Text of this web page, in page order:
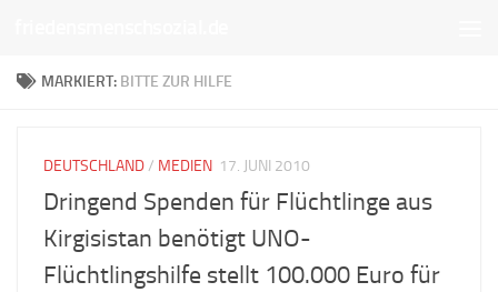
MARKIERT: BITTE ZUR HILFE
DEUTSCHLAND/ MEDIEN 17. JUNI 2010
Dringend Spenden für Flüchtlinge aus
Kirgisistan benötigt UNO-
Flüchtlingshilfe stellt 100.000 Euro für